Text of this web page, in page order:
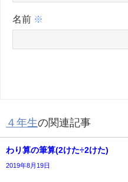
名前 ※
４年生の関連記事
わり算の筆算(2けた÷2けた)
2019年8月19日